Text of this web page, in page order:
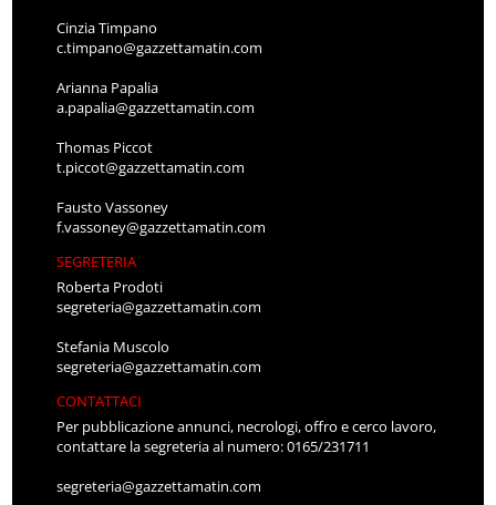
Cinzia Timpano
c.timpano@gazzettamatin.com
Arianna Papalia
a.papalia@gazzettamatin.com
Thomas Piccot
t.piccot@gazzettamatin.com
Fausto Vassoney
f.vassoney@gazzettamatin.com
SEGRETERIA
Roberta Prodoti
segreteria@gazzettamatin.com
Stefania Muscolo
segreteria@gazzettamatin.com
CONTATTACI
Per pubblicazione annunci, necrologi, offro e cerco lavoro,
contattare la segreteria al numero: 0165/231711
segreteria@gazzettamatin.com